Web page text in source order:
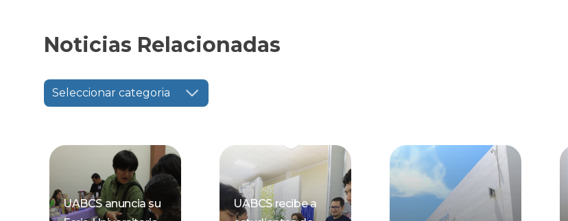
Noticias Relacionadas
Seleccionar categoria
UABCS anuncia su
UABCS recibe a